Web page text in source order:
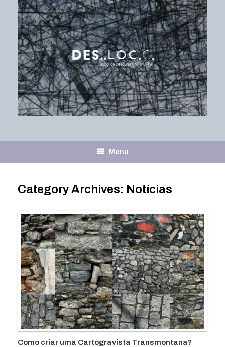
content
Menu
Category Archives: Notícias
Como criar uma Cartogravista Transmontana?